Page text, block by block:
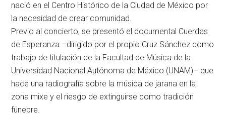
nació en el Centro Histórico de la Ciudad de México por
la necesidad de crear comunidad.
Previo al concierto, se presentó el documental Cuerdas
de Esperanza –dirigido por el propio Cruz Sánchez como
trabajo de titulación de la Facultad de Música de la
Universidad Nacional Autónoma de México (UNAM)– que
hace una radiografía sobre la música de jarana en la
zona mixe y el riesgo de extinguirse como tradición
fúnebre.